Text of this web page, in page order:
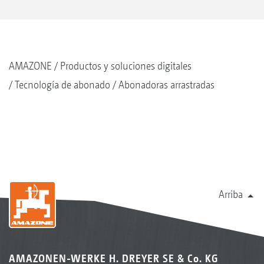
AMAZONE
Productos y soluciones digitales
Tecnología de abonado
Abonadoras arrastradas
Arriba
AMAZONEN-WERKE H. DREYER SE & Co. KG